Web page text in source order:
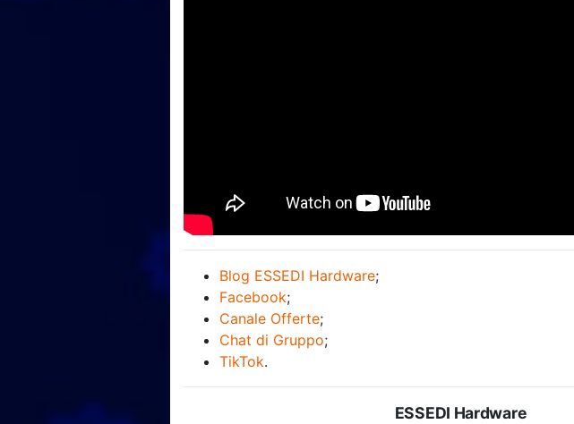
Blog ESSEDI Hardware;
Facebook;
Canale Offerte;
Chat di Gruppo;
TikTok.
ESSEDI Hardware